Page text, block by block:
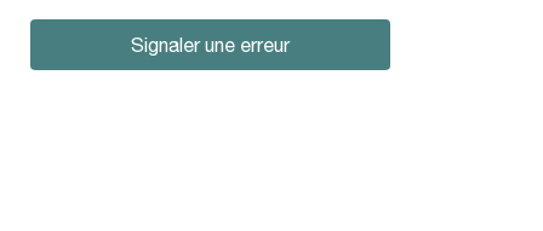
Signaler une erreur